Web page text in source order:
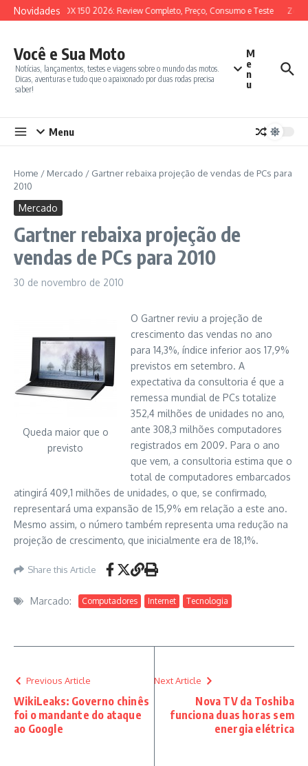
Ir para o conteúdo
NovidadesSYM ADX 150 2026: Review Completo, Preço, Consumo e Teste
Você e Sua Moto
Notícias, lançamentos, testes e viagens sobre o mundo das motos.
Dicas, aventuras e tudo que o apaixonado por duas rodas precisa
saber!
M
e
n
u
Menu
Home / Mercado / Gartner rebaixa projeção de vendas de PCs para
2010
Mercado
Gartner rebaixa projeção de
vendas de PCs para 2010
30 de novembro de 2010
Queda maior que o
previsto
O Gartner reviu a projeção de
crescimento das vendas no ano
para 14,3%, índice inferior aos 17,9%
previstos em setembro. A
expectativa da consultoria é que a
remessa mundial de PCs totalize
352,4 milhões de unidades no ano,
ante 308,3 milhões computadores
registrados em 2009. Para o ano
que vem, a consultoria estima que o
total de computadores embarcados
atingirá 409,1 milhões de unidades, o que, se confirmado,
representará uma expansão de 15,9% em relação a este ano.
Mesmo assim, o número também representa uma redução na
projeção de crescimento, que inicialmente era de 18,1%.
Share this Article
Marcado: Computadores Internet Tecnologia
Previous Article
WikiLeaks: Governo chinês
foi o mandante do ataque
ao Google
Next Article
Nova TV da Toshiba
funciona duas horas sem
energia elétrica